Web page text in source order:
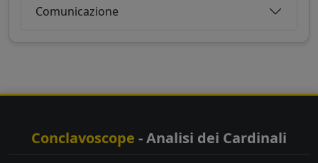
Comunicazione
Conclavoscope - Analisi dei Cardinali